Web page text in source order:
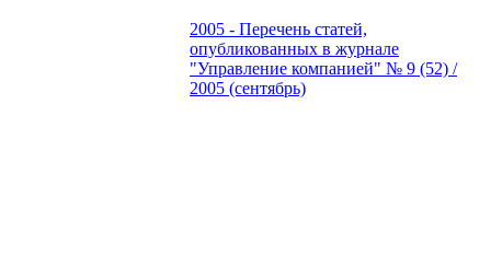
2005 - Перечень статей,
опубликованных в журнале
"Управление компанией" № 9 (52) /
2005 (сентябрь)